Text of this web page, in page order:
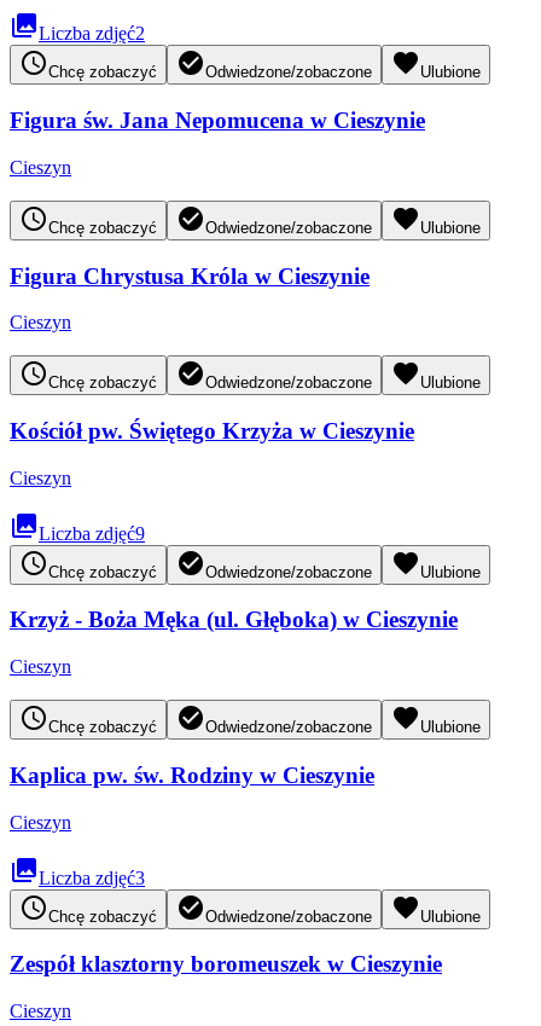
collectionsLiczba zdjęć2
access_timeChcę zobaczyć check_circleOdwiedzone/zobaczone favorite Ulubione
Figura św. Jana Nepomucena w Cieszynie
Cieszyn
access_timeChcę zobaczyć check_circleOdwiedzone/zobaczone favorite Ulubione
Figura Chrystusa Króla w Cieszynie
Cieszyn
access_timeChcę zobaczyć check_circleOdwiedzone/zobaczone favorite Ulubione
Kościół pw. Świętego Krzyża w Cieszynie
Cieszyn
collectionsLiczba zdjęć9
access_timeChcę zobaczyć check_circleOdwiedzone/zobaczone favorite Ulubione
Krzyż - Boża Męka (ul. Głęboka) w Cieszynie
Cieszyn
access_timeChcę zobaczyć check_circleOdwiedzone/zobaczone favorite Ulubione
Kaplica pw. św. Rodziny w Cieszynie
Cieszyn
collectionsLiczba zdjęć3
access_timeChcę zobaczyć check_circleOdwiedzone/zobaczone favorite Ulubione
Zespół klasztorny boromeuszek w Cieszynie
Cieszyn